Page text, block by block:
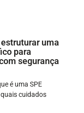
uma
para
segurança
é uma SPE
cuidados